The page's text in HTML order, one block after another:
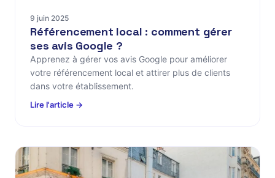
9 juin 2025
Référencement local : comment gérer
ses avis Google ?
Apprenez à gérer vos avis Google pour améliorer
votre référencement local et attirer plus de clients
dans votre établissement.
Lire l'article →